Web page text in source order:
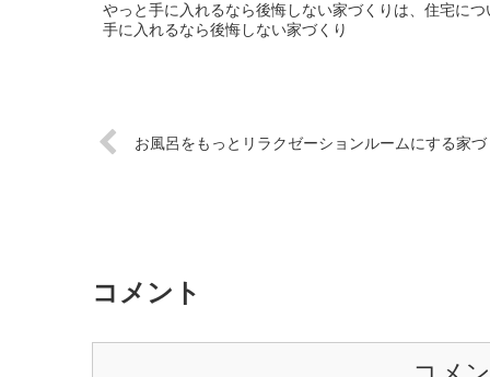
やっと手に入れるなら後悔しない家づくりは、住宅に
手に入れるなら後悔しない家づくり
お風呂をもっとリラクゼーションルームにする家づ
コメント